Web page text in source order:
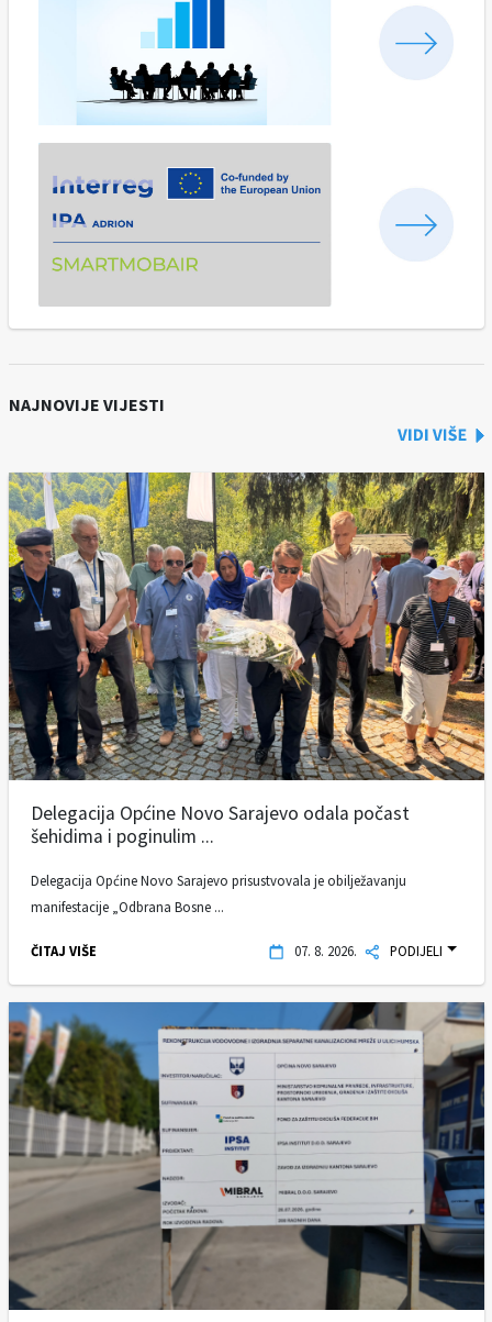
NAJNOVIJE VIJESTI
Delegacija Općine Novo Sarajevo odala počast
šehidima i poginulim ...
Delegacija Općine Novo Sarajevo prisustvovala je obilježavanju
manifestacije „Odbrana Bosne ...
ČITAJ VIŠE 07. 8. 2026. PODIJELI